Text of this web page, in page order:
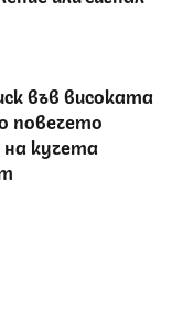
във високата
повечето
кучета